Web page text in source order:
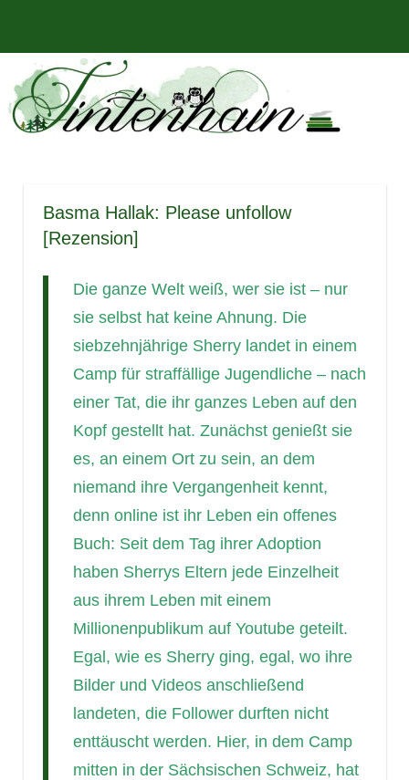
springen
Tintenhain
–
Der
Rezensionen
und
mehr
Basma Hallak: Please unfollow
[Rezension]
Die ganze Welt weiß, wer sie ist – nur
sie selbst hat keine Ahnung. Die
siebzehnjährige Sherry landet in einem
Camp für straffällige Jugendliche – nach
einer Tat, die ihr ganzes Leben auf den
Kopf gestellt hat. Zunächst genießt sie
es, an einem Ort zu sein, an dem
niemand ihre Vergangenheit kennt,
denn online ist ihr Leben ein offenes
Buch: Seit dem Tag ihrer Adoption
haben Sherrys Eltern jede Einzelheit
aus ihrem Leben mit einem
Millionenpublikum auf Youtube geteilt.
Egal, wie es Sherry ging, egal, wo ihre
Bilder und Videos anschließend
landeten, die Follower durften nicht
enttäuscht werden. Hier, in dem Camp
mitten in der Sächsischen Schweiz, hat